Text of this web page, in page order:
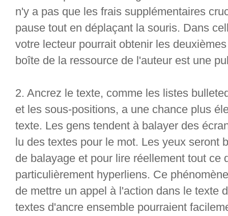
n'y a pas que les frais supplémentaires
pause tout en déplaçant la souris. Dans
votre lecteur pourrait obtenir les
boîte de la ressource de l'auteur est une
2. Ancrez le texte, comme les listes
et les sous-positions, a une chance plus
texte. Les gens tendent à balayer des
lu des textes pour le mot. Les yeux seront
de balayage et pour lire réellement tout ce
particulièrement hyperliens. Ce
de mettre un appel à l'action dans le texte
textes d'ancre ensemble pourraient